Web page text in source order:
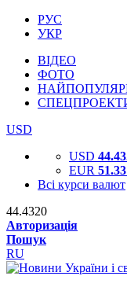
РУС
УКР
ВІДЕО
ФОТО
USD
USD
EUR
Всі курси валют
44.4320
Авторизація
Пошук
RU